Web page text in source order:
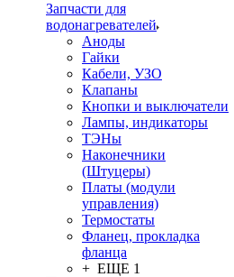
Запчасти для
водонагревателей
Аноды
Гайки
Кабели, УЗО
Клапаны
Кнопки и выключатели
Лампы, индикаторы
ТЭНы
Наконечники
(Штуцеры)
Платы (модули
управления)
Термостаты
Фланец, прокладка
фланца
+ ЕЩЕ 1